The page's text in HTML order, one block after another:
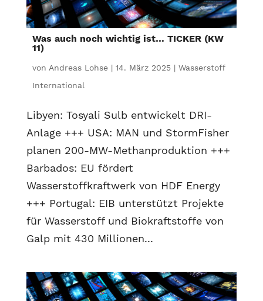
Was auch noch wichtig ist… TICKER (KW
11)
von Andreas Lohse| 14. März 2025| Wasserstoff
International
Libyen: Tosyali Sulb entwickelt DRI-
Anlage +++ USA: MAN und StormFisher
planen 200-MW-Methanproduktion +++
Barbados: EU fördert
Wasserstoffkraftwerk von HDF Energy
+++ Portugal: EIB unterstützt Projekte
für Wasserstoff und Biokraftstoffe von
Galp mit 430 Millionen...